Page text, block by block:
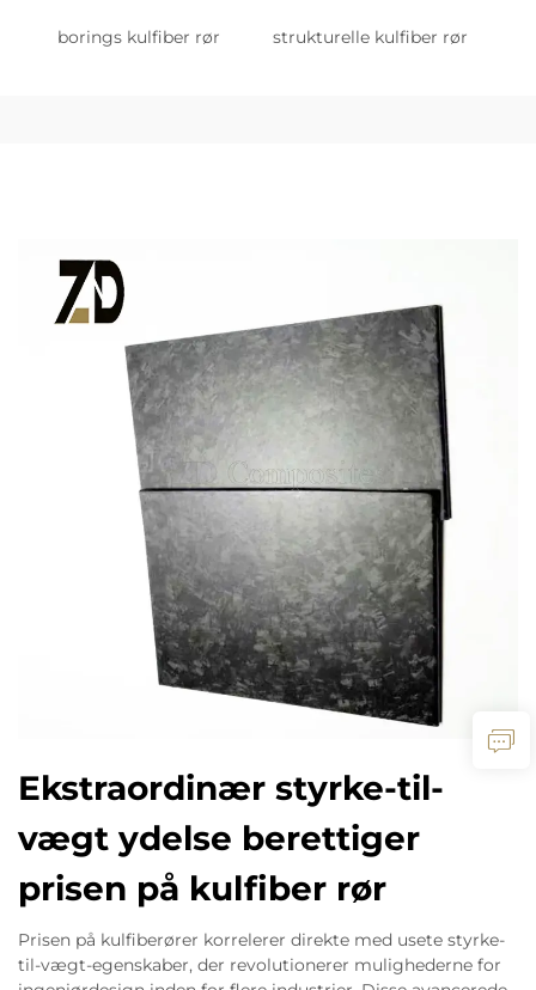
borings kulfiber rør strukturelle kulfiber rør
Ekstraordinær styrke-til-
vægt ydelse berettiger
prisen på kulfiber rør
Prisen på kulfiberører korrelerer direkte med usete styrke-
til-vægt-egenskaber, der revolutionerer mulighederne for